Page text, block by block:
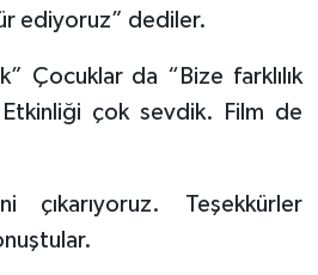
ediyoruz” dediler.
Çocuklar da “Bize farklılık
çok sevdik. Film de
çıkarıyoruz. Teşekkürler